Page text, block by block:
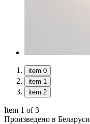
item 0
item 1
item 2
Item 1 of 3
Произведено в Беларуси